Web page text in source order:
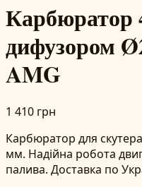
Карбюратор
дифузором
AMG
1 410 грн
Карбюратор для
мм. Надійна робота
палива. Доставка по